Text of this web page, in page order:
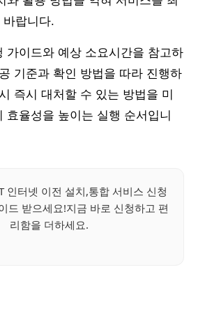
랍니다.
가이드와 예상 소요시간을 참고하
기준과 확인 방법을 따라 진행하
즉시 대처할 수 있는 방법을 미
효율성을 높이는 실행 순서입니
인터넷 이전 설치,통합 서비스 신청
드 받으세요!지금 바로 신청하고 편
리함을 더하세요.